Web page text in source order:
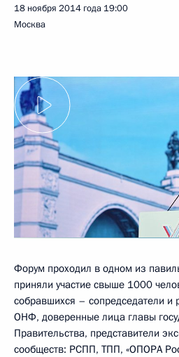
18 ноября 2014 года 19:00
Москва
Форум проходил в одном из
приняли участие свыше 1000
собравшихся – сопредседатели и
ОНФ, доверенные лица главы
Правительства, представители
сообществ: РСПП, ТПП, «ОПОРА